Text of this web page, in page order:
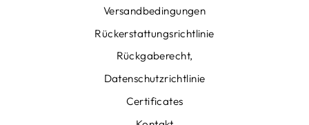
Versandbedingungen
Rückerstattungsrichtlinie
Rückgaberecht,
Datenschutzrichtlinie
Certificates